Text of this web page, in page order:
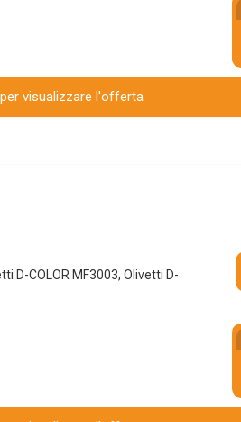
visualizzare l'offerta
D-COLOR MF3003, Olivetti D-